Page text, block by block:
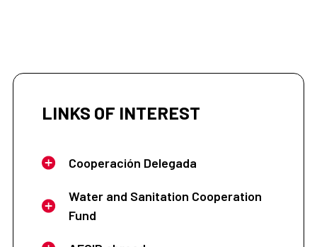
LINKS OF INTEREST
Cooperación Delegada
Water and Sanitation Cooperation
Fund